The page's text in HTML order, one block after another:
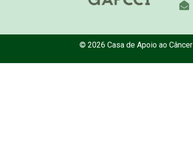
© 2026 Casa de Apoio ao Câncer